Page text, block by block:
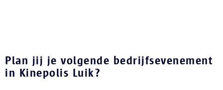
Plan jij je volgende bedrijfsevenement
in Kinepolis Luik?